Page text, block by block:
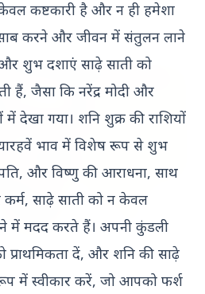
कष्टकारी है और न ही हमेशा
करने और जीवन में संतुलन लाने
शुभ दशाएं साढ़े साती को
हैं, जैसा कि नरेंद्र मोदी और
में देखा गया। शनि शुक्र की राशियों
भाव में विशेष रूप से शुभ
और विष्णु की आराधना, साथ
साढ़े साती को न केवल
में मदद करते हैं। अपनी कुंडली
प्राथमिकता दें, और शनि की साढ़े
में स्वीकार करें, जो आपको फर्श